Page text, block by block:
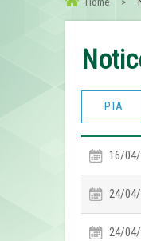
PTA
16/
24/
24/